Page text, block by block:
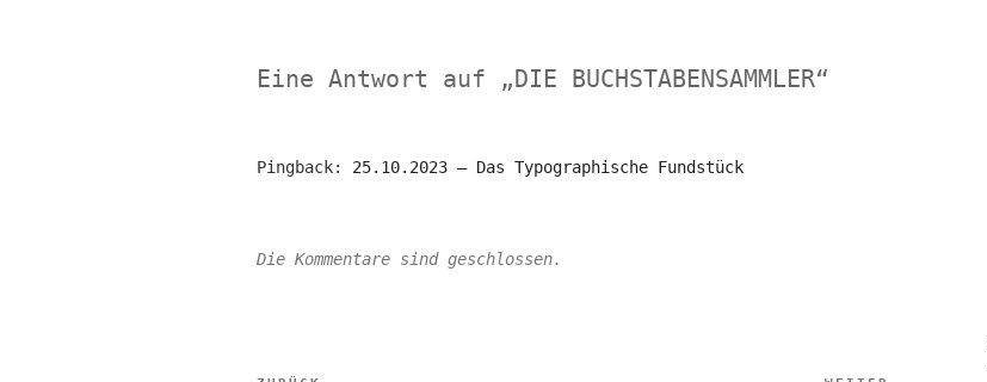
Eine Antwort auf „DIE BUCHSTABENSAMMLER“
Pingback: 25.10.2023 – Das Typographische Fundstück
Die Kommentare sind geschlossen.